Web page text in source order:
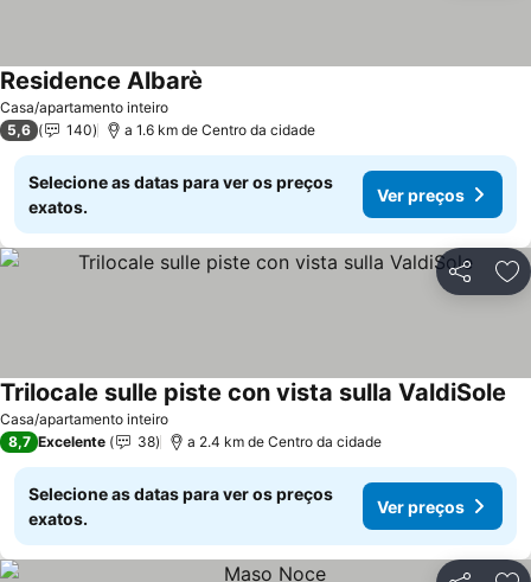
Casa/apartamento inteiro
Residence Albarè
5,6 140 a 1.6 km de Centro da cidade
Selecione as datas para ver os preços
exatos.
Ver preços
Partilhar
Casa/apartamento inteiro
Trilocale sulle piste con vista sulla ValdiSole
8,7 Excelente 38 a 2.4 km de Centro da cidade
Selecione as datas para ver os preços
exatos.
Ver preços